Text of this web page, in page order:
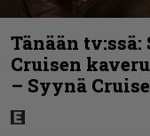
Tänään tv:ssä:
Cruisen
– Syynä